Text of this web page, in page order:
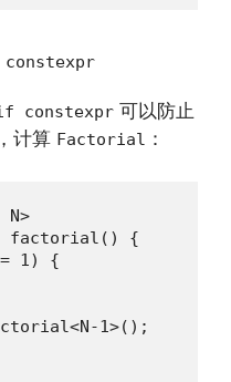
constexpr 可以防止
计算 Factorial ：
factorial() {
1) {
1>();